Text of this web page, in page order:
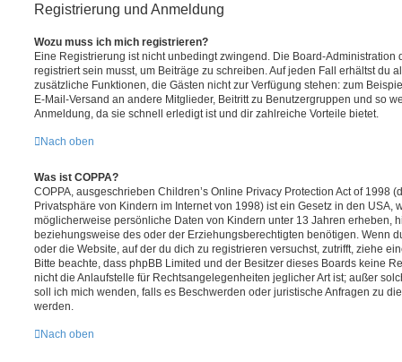
Registrierung und Anmeldung
Wozu muss ich mich registrieren?
Eine Registrierung ist nicht unbedingt zwingend. Die Board-Administration
registriert sein musst, um Beiträge zu schreiben. Auf jeden Fall erhältst du
zusätzliche Funktionen, die Gästen nicht zur Verfügung stehen: zum
E-Mail-Versand an andere Mitglieder, Beitritt zu Benutzergruppen und so
Anmeldung, da sie schnell erledigt ist und dir zahlreiche Vorteile bietet.
Nach oben
Was ist COPPA?
COPPA, ausgeschrieben Children’s Online Privacy Protection Act of 1998
Privatsphäre von Kindern im Internet von 1998) ist ein Gesetz in den USA,
möglicherweise persönliche Daten von Kindern unter 13 Jahren erheben,
beziehungsweise des oder der Erziehungsberechtigten benötigen. Wenn
oder die Website, auf der du dich zu registrieren versuchst, zutrifft, ziehe
Bitte beachte, dass phpBB Limited und der Besitzer dieses Boards keine
nicht die Anlaufstelle für Rechtsangelegenheiten jeglicher Art ist; außer
soll ich mich wenden, falls es Beschwerden oder juristische Anfragen zu
werden.
Nach oben